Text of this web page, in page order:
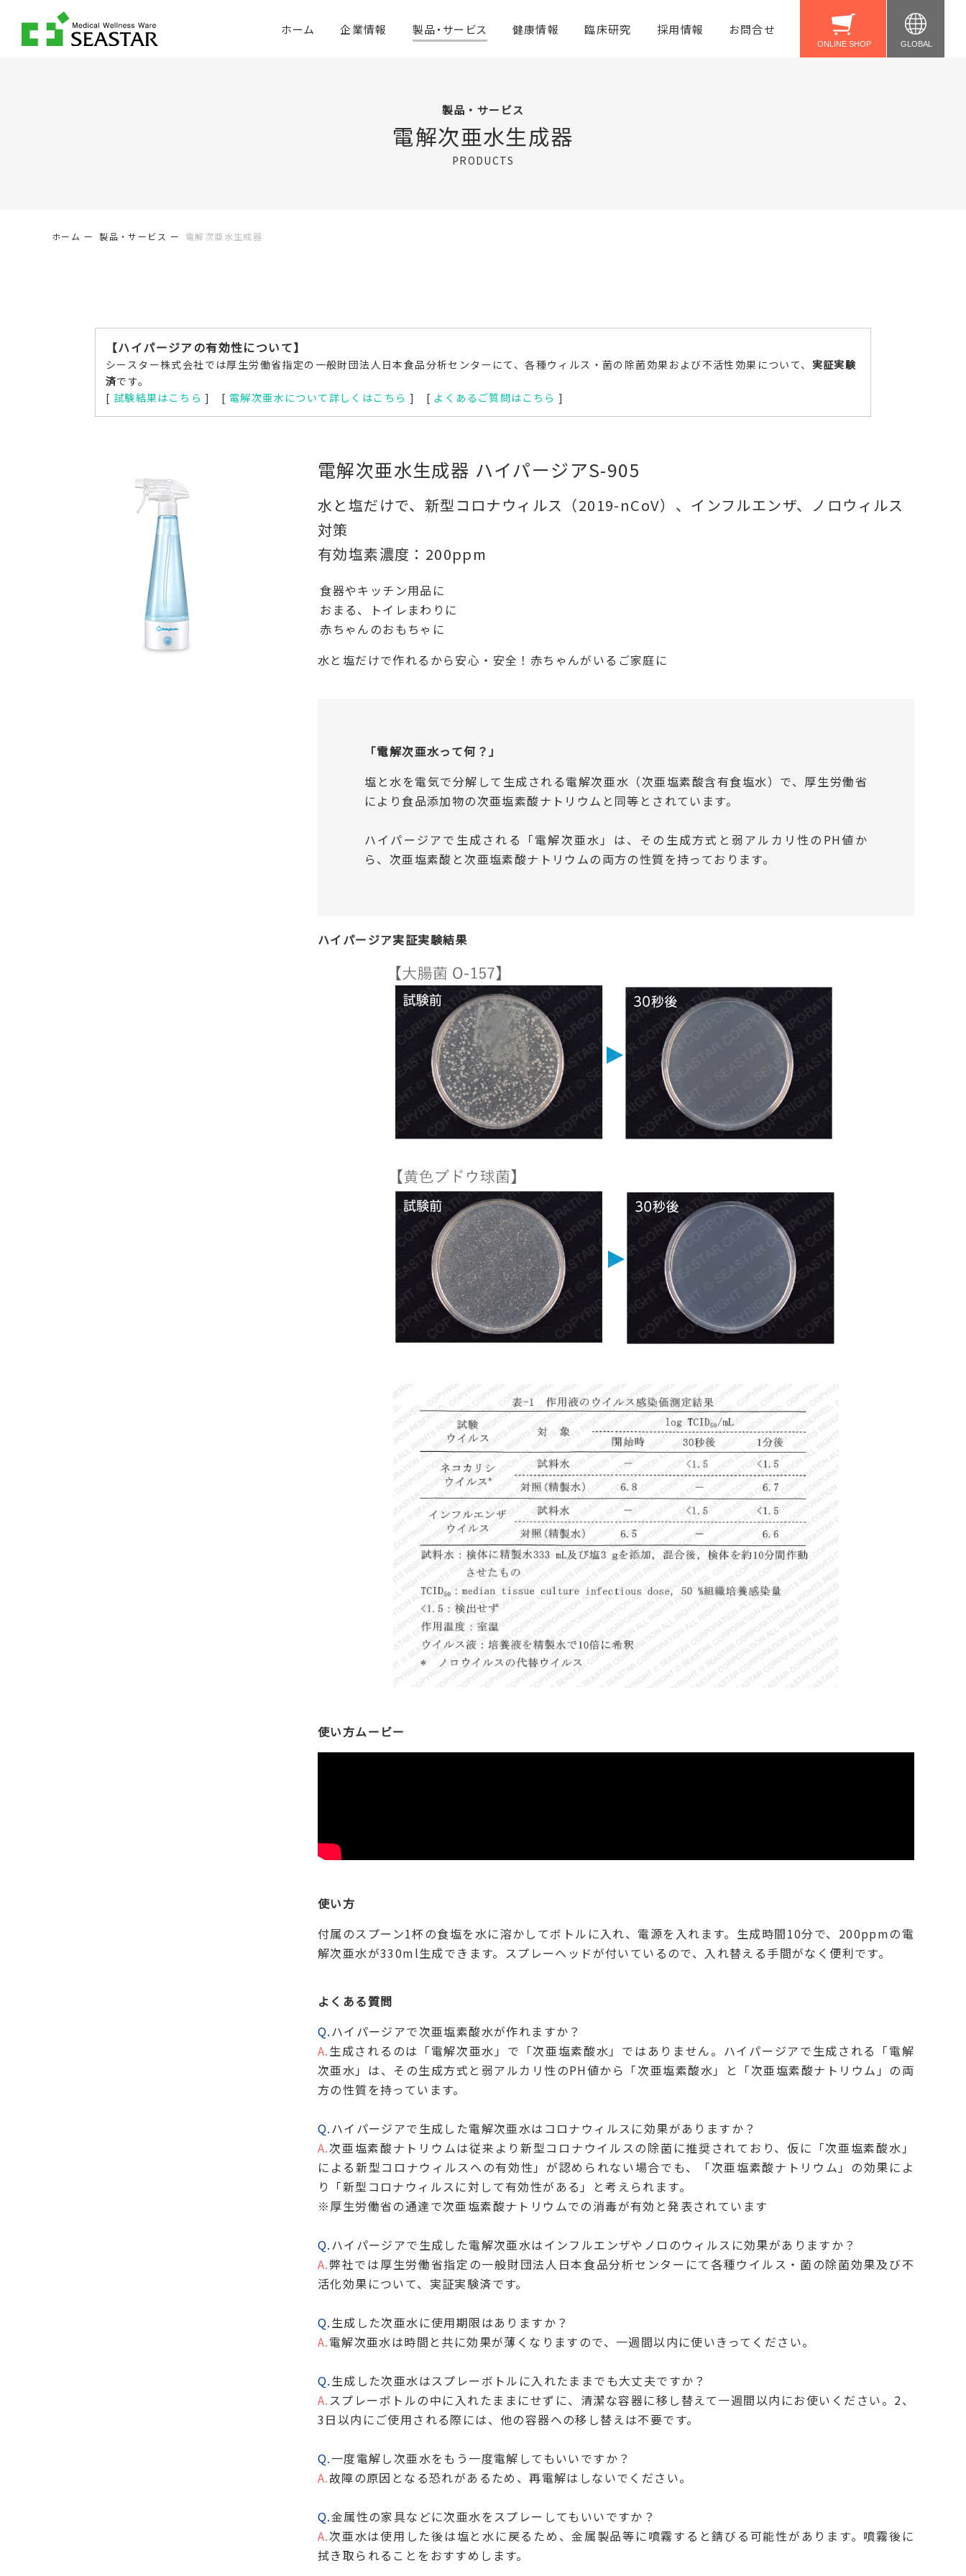
ホーム 企業情報 製品・サービス 健康情報 臨床研究 採用情報 お問合せ
製品・サービス
電解次亜水生成器
PRODUCTS
ホーム 製品・サービス 電解次亜水生成器
【ハイパージアの有効性について】
シースター株式会社では厚生労働省指定の一般財団法人日本食品分析センターにて、各種ウィルス・菌の除菌効果および不活性効果について、 実証実験
済です。
[ 試験結果はこちら ] [ 電解次亜水について詳しくはこちら ] [ よくあるご質問はこちら ]
電解次亜水生成器 ハイパージアS-905
水と塩だけで、新型コロナウィルス（2019-nCoV）、インフルエンザ、ノロウィルス
対策
有効塩素濃度：200ppm
食器やキッチン用品に
おまる、トイレまわりに
赤ちゃんのおもちゃに
水と塩だけで作れるから安心・安全！赤ちゃんがいるご家庭に
「電解次亜水って何？」
塩と水を電気で分解して生成される電解次亜水（次亜塩素酸含有食塩水）で、厚生労働省
により食品添加物の次亜塩素酸ナトリウムと同等とされています。
ハイパージアで生成される「電解次亜水」は、その生成方式と弱アルカリ性のPH値か
ら、次亜塩素酸と次亜塩素酸ナトリウムの両方の性質を持っております。
ハイパージア実証実験結果
使い方ムービー
使い方
付属のスプーン1杯の食塩を水に溶かしてボトルに入れ、電源を入れます。生成時間10分で、200ppmの電
解次亜水が330ml生成できます。スプレーヘッドが付いているので、入れ替える手間がなく便利です。
よくある質問
Q.ハイパージアで次亜塩素酸水が作れますか？
A.生成されるのは「電解次亜水」で「次亜塩素酸水」ではありません。ハイパージアで生成される「電解
次亜水」は、その生成方式と弱アルカリ性のPH値から「次亜塩素酸水」と「次亜塩素酸ナトリウム」の両
方の性質を持っています。
Q.ハイパージアで生成した電解次亜水はコロナウィルスに効果がありますか？
A.次亜塩素酸ナトリウムは従来より新型コロナウイルスの除菌に推奨されており、仮に「次亜塩素酸水」
による新型コロナウィルスへの有効性」が認められない場合でも、「次亜塩素酸ナトリウム」の効果によ
り「新型コロナウィルスに対して有効性がある」と考えられます。
※厚生労働省の通達で次亜塩素酸ナトリウムでの消毒が有効と発表されています
Q.ハイパージアで生成した電解次亜水はインフルエンザやノロのウィルスに効果がありますか？
A.弊社では厚生労働省指定の一般財団法人日本食品分析センターにて各種ウイルス・菌の除菌効果及び不
活化効果について、実証実験済です。
Q.生成した次亜水に使用期限はありますか？
A.電解次亜水は時間と共に効果が薄くなりますので、一週間以内に使いきってください。
Q.生成した次亜水はスプレーボトルに入れたままでも大丈夫ですか？
A.スプレーボトルの中に入れたままにせずに、清潔な容器に移し替えて一週間以内にお使いください。2、
3日以内にご使用される際には、他の容器への移し替えは不要です。
Q.一度電解し次亜水をもう一度電解してもいいですか？
A.故障の原因となる恐れがあるため、再電解はしないでください。
Q.金属性の家具などに次亜水をスプレーしてもいいですか？
A.次亜水は使用した後は塩と水に戻るため、金属製品等に噴霧すると錆びる可能性があります。噴霧後に
拭き取られることをおすすめします。